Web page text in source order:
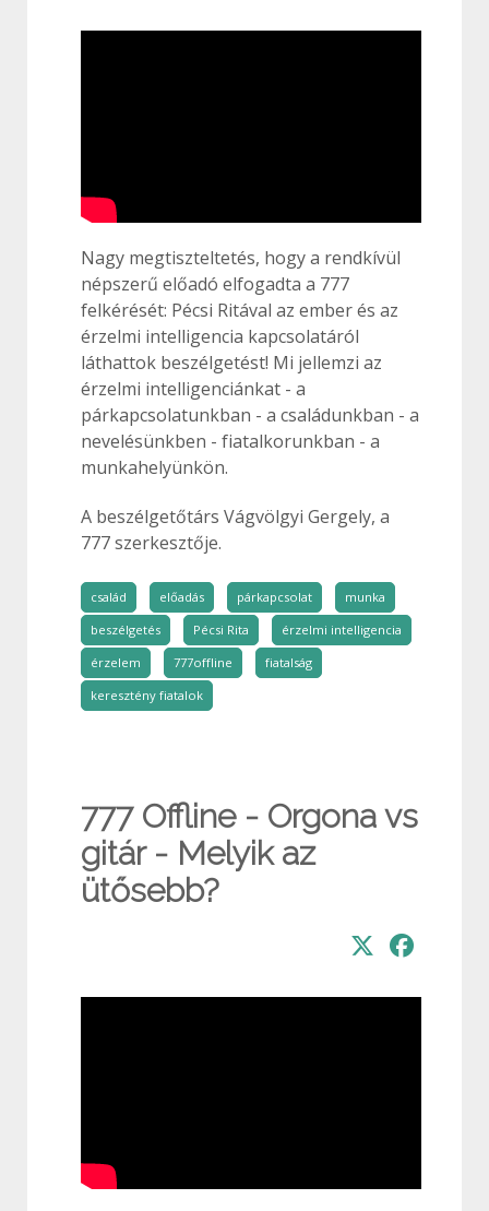
Nagy megtiszteltetés, hogy a rendkívül
népszerű előadó elfogadta a 777
felkérését: Pécsi Ritával az ember és az
érzelmi intelligencia kapcsolatáról
láthattok beszélgetést! Mi jellemzi az
érzelmi intelligenciánkat - a
párkapcsolatunkban - a családunkban - a
nevelésünkben - fiatalkorunkban - a
munkahelyünkön.
A beszélgetőtárs Vágvölgyi Gergely, a
777 szerkesztője.
család előadás párkapcsolat
munka
beszélgetés
Pécsi Rita
érzelmi intelligencia
érzelem
777offline
fiatalság
keresztény fiatalok
777 Offline - Orgona vs
gitár - Melyik az
ütősebb?